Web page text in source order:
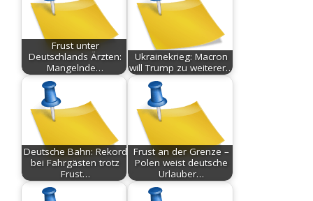
Frust unter
Deutschlands Ärzten:
Mangelnde…
Ukrainekrieg: Macron
will Trump zu weiterer…
Deutsche Bahn: Rekord
bei Fahrgästen trotz
Frust…
Frust an der Grenze –
Polen weist deutsche
Urlauber…